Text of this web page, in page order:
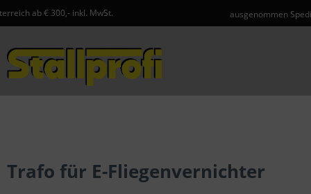
MwSt. ausgenommen Speditionsartikel und
Trafo für E-Fliegenvernichter